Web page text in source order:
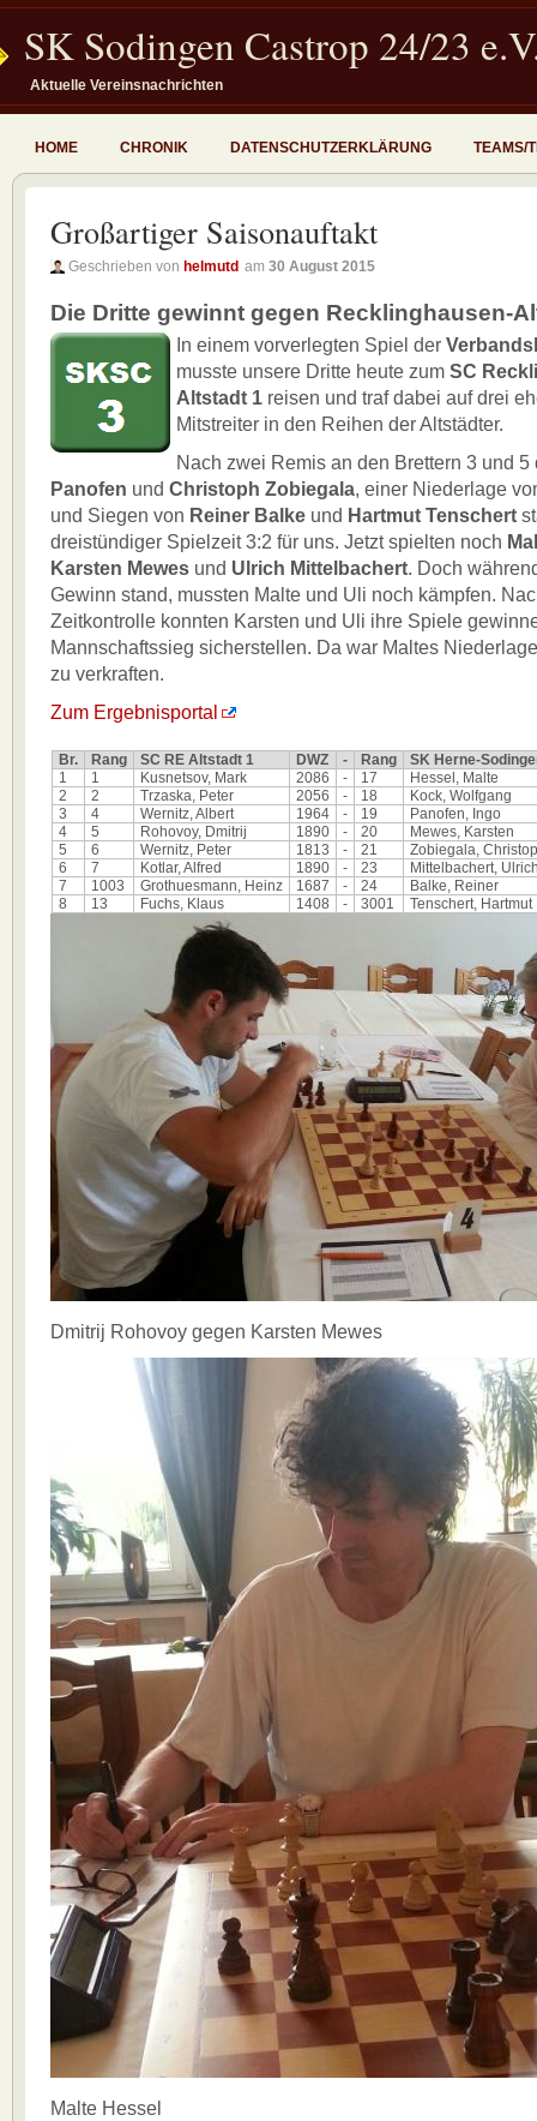
SK Sodingen Castrop 24/23
Aktuelle Vereinsnachrichten
HOME CHRONIK DATENSCHUTZERKLÄRUNG TEAMS/
Großartiger Saisonauftakt
Geschrieben von helmutd am 30 August 2015
Die Dritte gewinnt gegen Recklinghausen-
In einem vorverlegten Spiel der
musste unsere Dritte heute zum SC
Altstadt 1 reisen und traf dabei auf drei
Mitstreiter in den Reihen der Altstädter.
Nach zwei Remis an den Brettern 3 und
Panofen und Christoph Zobiegala, einer Niederlage
und Siegen von Reiner Balke und Hartmut Tenschert
dreistündiger Spielzeit 3:2 für uns. Jetzt spielten noch
Karsten Mewes und Ulrich Mittelbachert. Doch
Gewinn stand, mussten Malte und Uli noch kämpfen.
Zeitkontrolle konnten Karsten und Uli ihre Spiele
Mannschaftssieg sicherstellen. Da war Maltes
zu verkraften.
Zum Ergebnisportal
Br. Rang SC RE Altstadt 1 DWZ - Rang
SK Herne-
1
1 Kusnetsov, Mark 2086 - 17
Hessel, Malte
2
2 Trzaska, Peter 2056 - 18
Kock, Wolfgang
3
4 Wernitz, Albert 1964 - 19
Panofen, Ingo
4
5 Rohovoy, Dmitrij 1890 - 20
Mewes, Karsten
5
6 Wernitz, Peter 1813 - 21
Zobiegala,
6
7 Kotlar, Alfred 1890 - 23
Mittelbachert,
7
1003 Grothuesmann, Heinz 1687 - 24
Balke, Reiner
8
13 Fuchs, Klaus 1408 - 3001 Tenschert, Hartmut
Dmitrij Rohovoy gegen Karsten Mewes
Malte Hessel